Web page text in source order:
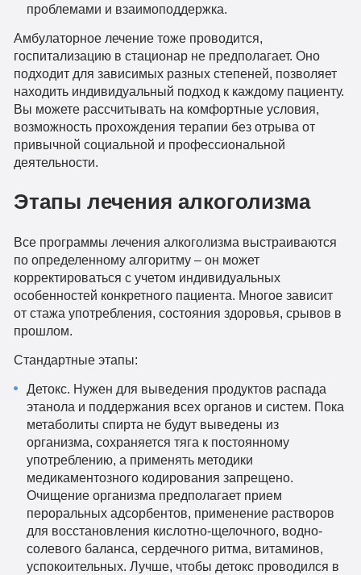
проблемами и взаимоподдержка.
Амбулаторное лечение тоже проводится,
госпитализацию в стационар не предполагает. Оно
подходит для зависимых разных степеней, позволяет
находить индивидуальный подход к каждому пациенту.
Вы можете рассчитывать на комфортные условия,
возможность прохождения терапии без отрыва от
привычной социальной и профессиональной
деятельности.
Этапы лечения алкоголизма
Все программы лечения алкоголизма выстраиваются
по определенному алгоритму – он может
корректироваться с учетом индивидуальных
особенностей конкретного пациента. Многое зависит
от стажа употребления, состояния здоровья, срывов в
прошлом.
Стандартные этапы:
Детокс. Нужен для выведения продуктов распада
этанола и поддержания всех органов и систем. Пока
метаболиты спирта не будут выведены из
организма, сохраняется тяга к постоянному
употреблению, а применять методики
медикаментозного кодирования запрещено.
Очищение организма предполагает прием
пероральных адсорбентов, применение растворов
для восстановления кислотно-щелочного, водно-
солевого баланса, сердечного ритма, витаминов,
успокоительных. Лучше, чтобы детокс проводился в